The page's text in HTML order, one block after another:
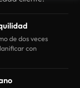
de dos veces
con